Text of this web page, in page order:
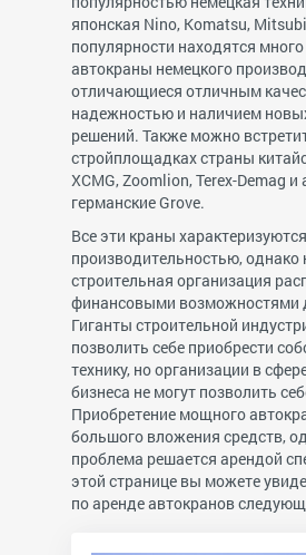
японская Nino, Komatsu,
популярности находятся
автокраны немецкого
отличающиеся отличным
надежностью и наличием
решений. Также можно
стройплощадках страны
XCMG, Zoomlion, Terex-Demag
германские Grove.
Все эти краны
производительностью, однако
строительная организация
финансовыми возможностями
Гиганты строительной
позволить себе приобрести
технику, но организации в
бизнеса не могут позволить
Приобретение мощного
большого вложения средств,
проблема решается арендой
этой странице вы можете
по аренде автокранов